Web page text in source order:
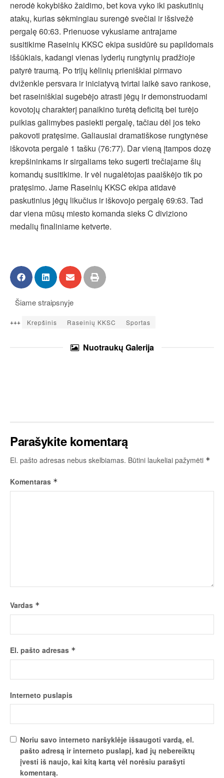
nerodė kokybiško žaidimo, bet kova vyko iki paskutinių
atakų, kurias sėkmingiau surengė svečiai ir išsivežė
pergalę 60:63. Prienuose vykusiame antrajame
susitikime Raseinių KKSC ekipa susidūrė su papildomais
iššūkiais, kadangi vienas lyderių rungtynių pradžioje
patyrė traumą. Po trijų kėlinių prieniškiai pirmavo
dviženkle persvara ir iniciatyvą tvirtai laikė savo rankose,
bet raseiniškiai sugebėjo atrasti jėgų ir demonstruodami
kovotojų charakterį panaikino turėtą deficitą bei turėjo
puikias galimybes pasiekti pergalę, tačiau dėl jos teko
pakovoti pratęsime. Galiausiai dramatiškose rungtynėse
iškovota pergalė 1 tašku (76:77). Dar vieną įtampos dozę
krepšininkams ir sirgaliams teko sugerti trečiajame šių
komandų susitikime. Ir vėl nugalėtojas paaiškėjo tik po
pratęsimo. Jame Raseinių KKSC ekipa atidavė
paskutinius jėgų likučius ir iškovojo pergalę 69:63. Tad
dar viena mūsų miesto komanda sieks C diviziono
medalių finaliniame ketverte.
Šiame straipsnyje
+++ Krepšinis Raseinių KKSC Sportas
Nuotraukų Galerija
Parašykite komentarą
El. pašto adresas nebus skelbiamas. Būtini laukeliai pažymėti *
Komentaras *
Vardas *
El. pašto adresas *
Interneto puslapis
Noriu savo interneto naršyklėje išsaugoti vardą, el.
pašto adresą ir interneto puslapį, kad jų nebereiktų
įvesti iš naujo, kai kitą kartą vėl norėsiu parašyti
komentarą.